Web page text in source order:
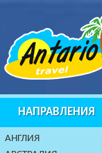
НАПРАВЛЕНИЯ
AНГЛИЯ